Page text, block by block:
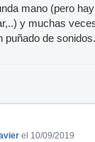
mano (pero
y muchas
puñado de sonidos.
el 10/09/2019